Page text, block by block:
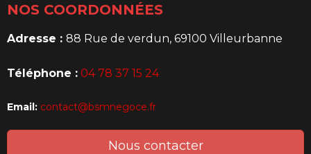
NOS COORDONNÉES
Adresse : 88 Rue de verdun, 69100 Villeurbanne
Téléphone : 04 78 37 15 24
Email: contact@bsmnegoce.fr
Nous contacter